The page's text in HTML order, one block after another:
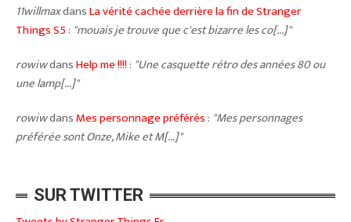
11willmaxdansLa vérité cachée derrière la fin de Stranger
Things S5 : "mouais je trouve que c'est bizarre les co[...]"
rowiwdansHelp me !!!!: "Une casquette rétro des années 80 ou
une lamp[...]"
rowiwdansMes personnage préférés : "Mes personnages
préférée sont Onze, Mike et M[...]"
SUR TWITTER